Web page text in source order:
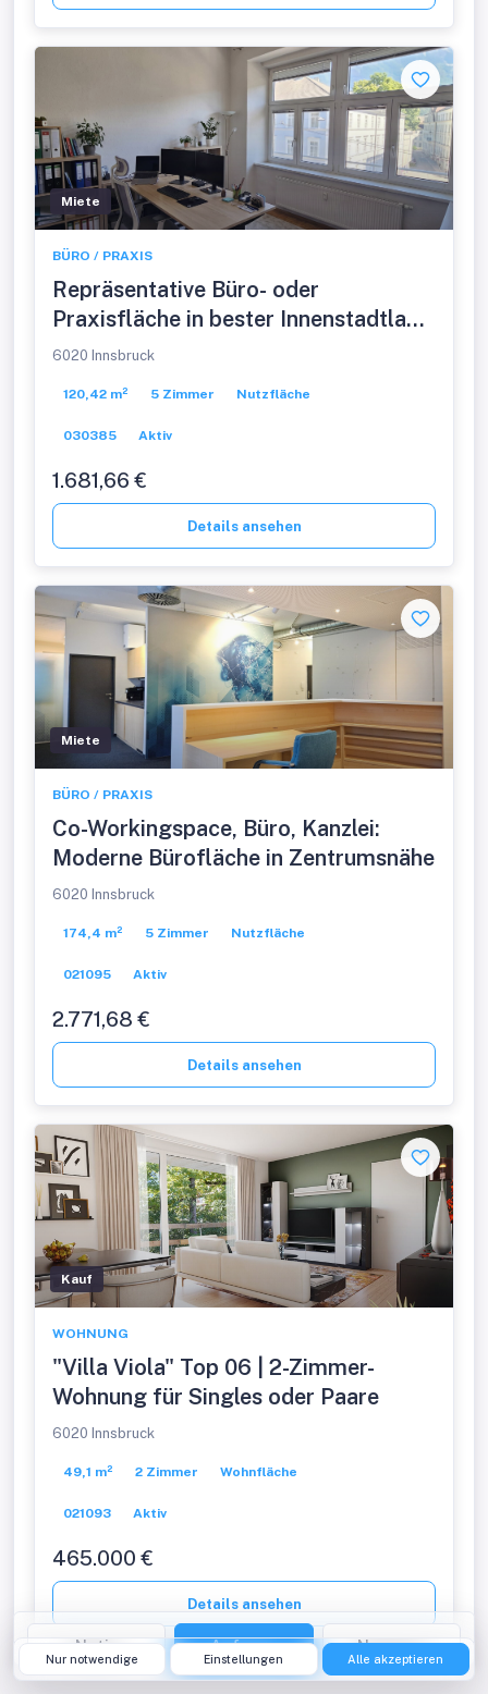
Miete
BÜRO / PRAXIS
Repräsentative Büro- oder
Praxisfläche in bester Innenstadtlage
von Innsbruck
6020 Innsbruck
120,42 m² 5 Zimmer Nutzfläche
030385 Aktiv
1.681,66 €
Details ansehen
Miete
BÜRO / PRAXIS
Co-Workingspace, Büro, Kanzlei:
Moderne Bürofläche in Zentrumsnähe
6020 Innsbruck
174,4 m² 5 Zimmer Nutzfläche
021095 Aktiv
2.771,68 €
Details ansehen
Kauf
WOHNUNG
"Villa Viola" Top 06 | 2-Zimmer-
Wohnung für Singles oder Paare
6020 Innsbruck
49,1 m² 2 Zimmer Wohnfläche
021093 Aktiv
465.000 €
Details ansehen
Notiz Anfrage Nummer
Nur notwendige Einstellungen Alle akzeptieren